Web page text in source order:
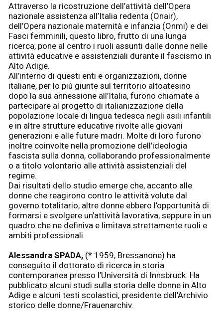
Attraverso la ricostruzione dell’attività dell’Opera
nazionale assistenza all’Italia redenta (Onair),
dell’Opera nazionale maternità e infanzia (Onmi) e dei
Fasci femminili, questo libro, frutto di una lunga
ricerca, pone al centro i ruoli assunti dalle donne nelle
attività educative e assistenziali durante il fascismo in
Alto Adige.
All’interno di questi enti e organizzazioni, donne
italiane, per lo più giunte sul territorio altoatesino
dopo la sua annessione all’Italia, furono chiamate a
partecipare al progetto di italianizzazione della
popolazione locale di lingua tedesca negli asili infantili
e in altre strutture educative rivolte alle giovani
generazioni e alle future madri. Molte di loro furono
inoltre coinvolte nella promozione dell’ideologia
fascista sulla donna, collaborando professionalmente
o a titolo volontario alle attività assistenziali del
regime.
Dai risultati dello studio emerge che, accanto alle
donne che reagirono contro le attività volute dal
governo totalitario, altre donne ebbero l’opportunità di
formarsi e svolgere un’attività lavorativa, seppure in un
quadro che ne definiva e limitava strettamente ruoli e
ambiti professionali.
Alessandra SPADA, (* 1959, Bressanone) ha
conseguito il dottorato di ricerca in storia
contemporanea presso l’Università di Innsbruck. Ha
pubblicato alcuni studi sulla storia delle donne in Alto
Adige e alcuni testi scolastici, presidente dell’Archivio
storico delle donne/Frauenarchiv.